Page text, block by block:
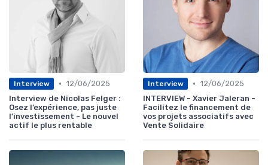
Interview • 12/06/2025
Interview de Nicolas Felger :
Osez l’expérience, pas juste
l’investissement - Le nouvel
actif le plus rentable
Interview • 12/06/2025
INTERVIEW - Xavier Jaleran -
Facilitez le financement de
vos projets associatifs avec
Vente Solidaire